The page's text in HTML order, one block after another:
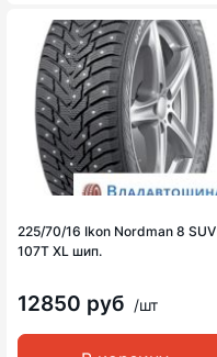
225/70/16 Ikon Nordman 8 SUV
107T XL шип.
12850 руб /шт